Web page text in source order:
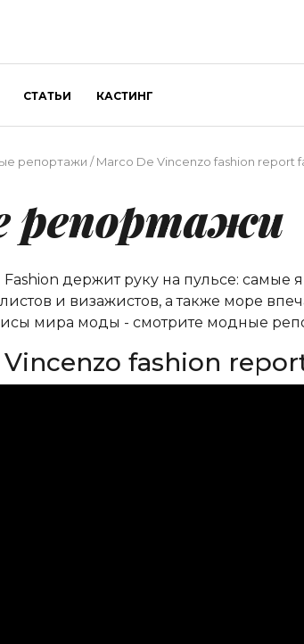
СТАТЬИ КАСТИНГ
репортажи /Marco De Vincenzo fashion report
репортажи
Fashion держит руку на пульсе:
и визажистов, а также море
мира моды - смотрите модные
fashion